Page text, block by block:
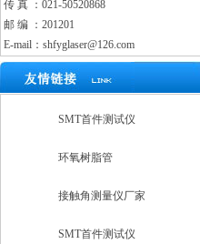
传 真 ：021-50520868
邮 编 ：201201
E-mail：shfyglaser@126.com
SMT首件测试仪
环氧树脂管
接触角测量仪厂家
SMT首件测试仪